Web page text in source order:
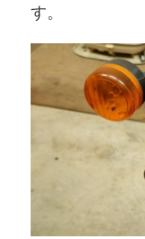
す。